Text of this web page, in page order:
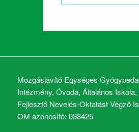
Mozgásjavító Egységes
Intézmény, Óvoda, Általános
Fejlesztő Nevelés-Oktatást Végző
OM azonosító: 038425